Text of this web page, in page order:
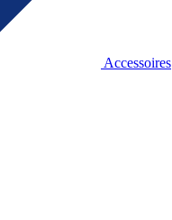
Accessoires